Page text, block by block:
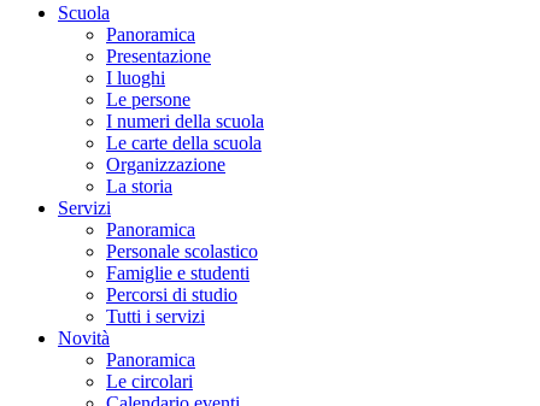
Scuola
Panoramica
Presentazione
I luoghi
Le persone
I numeri della scuola
Le carte della scuola
Organizzazione
La storia
Servizi
Panoramica
Personale scolastico
Famiglie e studenti
Percorsi di studio
Tutti i servizi
Novità
Panoramica
Le circolari